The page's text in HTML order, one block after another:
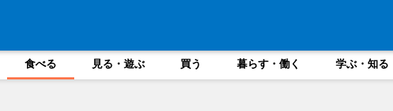
食べる 見る・遊ぶ 買う 暮らす・働く 学ぶ・知る